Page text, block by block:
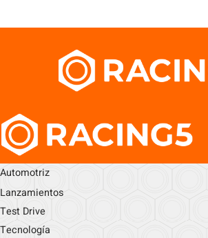
Automotriz
Lanzamientos
Test Drive
Tecnología